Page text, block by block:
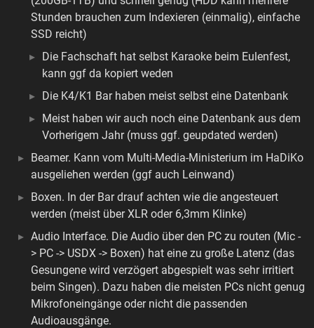
Stunden brauchen zum Indexieren (einmalig), einfache
SSD reicht)
Die Fachschaft hat selbst Karaoke beim Eulenfest,
kann ggf da kopiert weden
Die K4/K1 Bar haben meist selbst eine Datenbank
Meist haben wir auch noch eine Datenbank aus dem
Vorherigem Jahr (muss ggf. geupdated werden)
Beamer. Kann vom Multi-Media-Ministerium im HaDiKo
ausgeliehen werden (ggf auch Leinwand)
Boxen. In der Bar drauf achten wie die angesteuert
werden (meist über XLR oder 6,3mm Klinke)
Audio Interface. Die Audio über den PC zu routen (Mic -
> PC -> USDX -> Boxen) hat eine zu große Latenz (das
Gesungene wird verzögert abgespielt was sehr irritiert
beim Singen). Dazu haben die meisten PCs nicht genug
Mikrofoneingänge oder nicht die passenden
Audioausgänge.